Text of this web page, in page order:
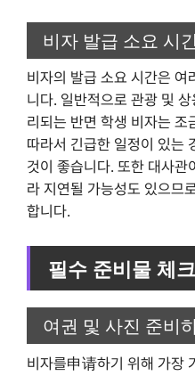
비자 발급 소요 시
비자의 발급 소요 시간은 여
니다. 일반적으로 관광 및
리되는 반면 학생 비자는 조
따라서 긴급한 일정이 있는
것이 좋습니다. 또한 대사
라 지연될 가능성도 있으므
합니다.
필수 준비물 체
여권 및 사진 준비
비자를申请하기 위해 가장